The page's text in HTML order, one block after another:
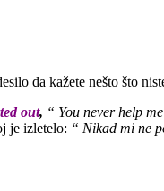
da kažete nešto što
out, “ You never help
je izletelo: “ Nikad mi ne